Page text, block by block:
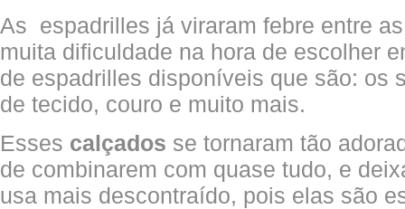
As espadrilles já viraram febre entre
muita dificuldade na hora de escolher
de espadrilles disponíveis que são: os
de tecido, couro e muito mais.
Esses calçados se tornaram tão
de combinarem com quase tudo, e
usa mais descontraído, pois elas são